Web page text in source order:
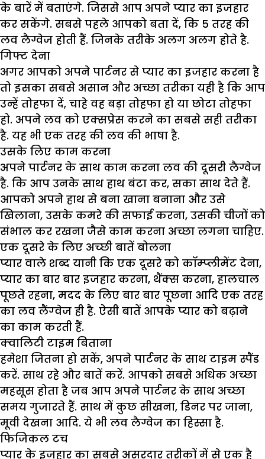
के बारें में बताएंगे. जिससे आप अपने प्यार का इजहार
कर सकेंगे. सबसे पहले आपको बता दें, कि 5 तरह की
लव लैग्वेज होती हैं. जिनके तरीके अलग अलग होते है.
गिफ्ट देना
अगर आपको अपने पार्टनर से प्यार का इजहार करना है
तो इसका सबसे असान और अच्छा तरीका यही है कि आप
उन्हें तोहफा दें, चाहे वह बड़ा तोहफा हो या छोटा तोहफा
हो. अपने लव को एक्सप्रेस करने का सबसे सही तरीका
है. यह भी एक तरह की लव की भाषा है.
उसके लिए काम करना
अपने पार्टनर के साथ काम करना लव की दूसरी लैग्वेज
है. कि आप उनके साथ हाथ बंटा कर, सका साथ देते हैं.
आपको अपने हाथ से बना खाना बनाना और उसे
खिलाना, उसके कमरे की सफाई करना, उसकी चीजों को
संभाल कर रखना जैसे काम करना अच्छा लगना चाहिए.
एक दूसरे के लिए अच्‍छी बातें बोलना
प्‍यार वाले शब्‍द यानी कि एक दूसरे को कॉम्‍प्‍लीमेंट देना,
प्‍यार का बार बार इजहार करना, थैंक्‍स करना, हालचाल
पूछते रहना, मदद के लिए बार बार पूछना आदि एक तरह
का लव लैंग्‍वेज ही है. ऐसी बातें आपके प्‍यार को बढ़ाने
का काम करती हैं.
क्‍वालिटी टाइम बिताना
हमेशा जितना हो सकें, अपने पार्टनर के साथ टाइम स्पैंड
करें. साथ रहे और बातें करें. आपको सबसे अधिक अच्‍छा
महसूस होता है जब आप अपने पार्टनर के साथ अच्‍छा
समय गुजारते हैं. साथ में कुछ सीखना, डिनर पर जाना,
मूवी देखना आदि. ये भी लव लैग्वेज का हिस्सा है.
फिजिकल टच
प्‍यार के इजहार का सबसे असरदार तरीकों में से एक है